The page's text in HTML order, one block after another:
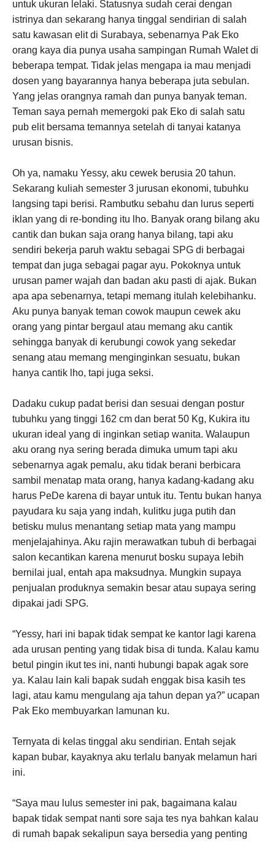
untuk ukuran lelaki. Statusnya sudah cerai dengan
istrinya dan sekarang hanya tinggal sendirian di salah
satu kawasan elit di Surabaya, sebenarnya Pak Eko
orang kaya dia punya usaha sampingan Rumah Walet di
beberapa tempat. Tidak jelas mengapa ia mau menjadi
dosen yang bayarannya hanya beberapa juta sebulan.
Yang jelas orangnya ramah dan punya banyak teman.
Teman saya pernah memergoki pak Eko di salah satu
pub elit bersama temannya setelah di tanyai katanya
urusan bisnis.
Oh ya, namaku Yessy, aku cewek berusia 20 tahun.
Sekarang kuliah semester 3 jurusan ekonomi, tubuhku
langsing tapi berisi. Rambutku sebahu dan lurus seperti
iklan yang di re-bonding itu lho. Banyak orang bilang aku
cantik dan bukan saja orang hanya bilang, tapi aku
sendiri bekerja paruh waktu sebagai SPG di berbagai
tempat dan juga sebagai pagar ayu. Pokoknya untuk
urusan pamer wajah dan badan aku pasti di ajak. Bukan
apa apa sebenarnya, tetapi memang itulah kelebihanku.
Aku punya banyak teman cowok maupun cewek aku
orang yang pintar bergaul atau memang aku cantik
sehingga banyak di kerubungi cowok yang sekedar
senang atau memang menginginkan sesuatu, bukan
hanya cantik lho, tapi juga seksi.
Dadaku cukup padat berisi dan sesuai dengan postur
tubuhku yang tinggi 162 cm dan berat 50 Kg, Kukira itu
ukuran ideal yang di inginkan setiap wanita. Walaupun
aku orang nya sering berada dimuka umum tapi aku
sebenarnya agak pemalu, aku tidak berani berbicara
sambil menatap mata orang, hanya kadang-kadang aku
harus PeDe karena di bayar untuk itu. Tentu bukan hanya
payudara ku saja yang indah, kulitku juga putih dan
betisku mulus menantang setiap mata yang mampu
menjelajahinya. Aku rajin merawatkan tubuh di berbagai
salon kecantikan karena menurut bosku supaya lebih
bernilai jual, entah apa maksudnya. Mungkin supaya
penjualan produknya semakin besar atau supaya sering
dipakai jadi SPG.
“Yessy, hari ini bapak tidak sempat ke kantor lagi karena
ada urusan penting yang tidak bisa di tunda. Kalau kamu
betul pingin ikut tes ini, nanti hubungi bapak agak sore
ya. Kalau lain kali bapak sudah enggak bisa kasih tes
lagi, atau kamu mengulang aja tahun depan ya?” ucapan
Pak Eko membuyarkan lamunan ku.
Ternyata di kelas tinggal aku sendirian. Entah sejak
kapan bubar, kayaknya aku terlalu banyak melamun hari
ini.
“Saya mau lulus semester ini pak, bagaimana kalau
bapak tidak sempat nanti sore saja tes nya bahkan kalau
di rumah bapak sekalipun saya bersedia yang penting